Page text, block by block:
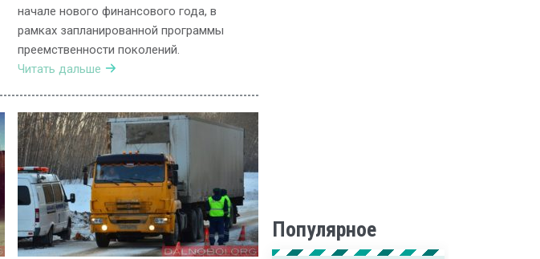
начале нового финансового года, в
рамках запланированной программы
преемственности поколений.
Читать дальше
Популярное